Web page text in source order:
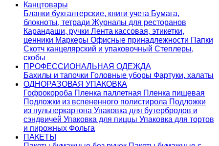
Канцтовары
Бланки бухгалтерские, книги учета Бумага,
блокноты, тетради Журналы для ресторанов
Карандаши, ручки Лента кассовая, этикетки,
ценники Маркеры Офисные принадлежности Папки
Скотч канцелярский и упаковочный Степлеры,
скобы
ПРОФЕССИОНАЛЬНАЯ ОДЕЖДА
Бахилы и тапочки Головные уборы Фартуки, халаты
ОДНОРАЗОВАЯ УПАКОВКА
Гофрокороба Пленка паллетная Пленка пищевая
Подложки из вспененного полистирола Подложки
из пульперкартона Упаковка для бутербродов и
сэндвичей Упаковка для пиццы Упаковка для тортов
и пирожных Фольга
ПАКЕТЫ